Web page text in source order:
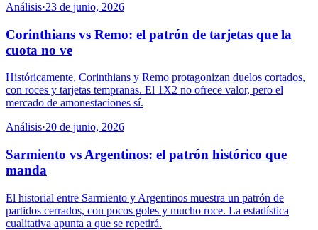
Análisis·23 de junio, 2026
Corinthians vs Remo: el patrón de tarjetas que la
cuota no ve
Históricamente, Corinthians y Remo protagonizan duelos cortados,
con roces y tarjetas tempranas. El 1X2 no ofrece valor, pero el
mercado de amonestaciones sí.
Análisis·20 de junio, 2026
Sarmiento vs Argentinos: el patrón histórico que
manda
El historial entre Sarmiento y Argentinos muestra un patrón de
partidos cerrados, con pocos goles y mucho roce. La estadística
cualitativa apunta a que se repetirá.